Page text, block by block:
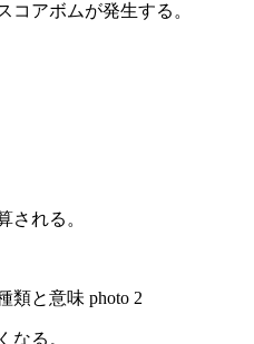
コアボムが発生する。
される。
なる。